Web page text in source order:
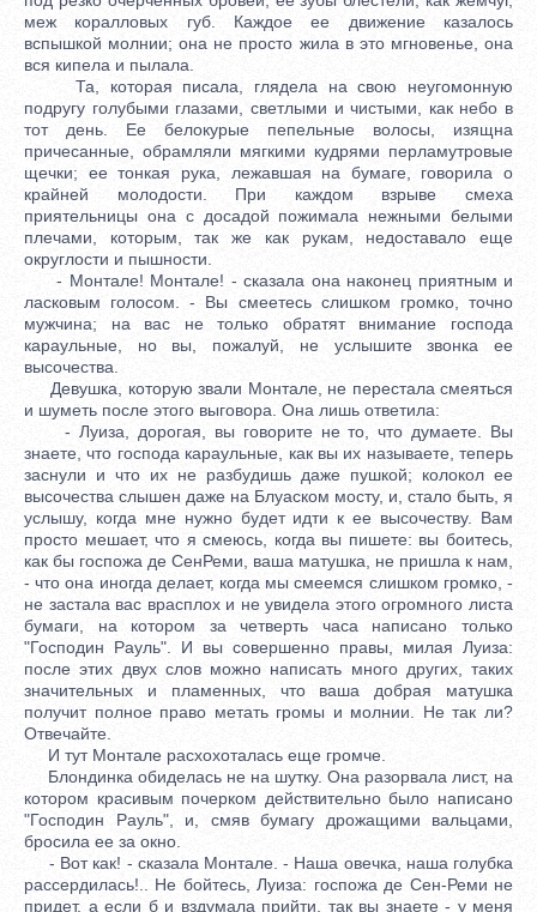
меж коралловых губ. Каждое ее движение казалось
вспышкой молнии; она не просто жила в это мгновенье, она
вся кипела и пылала.
Та, которая писала, глядела на свою неугомонную
подругу голубыми глазами, светлыми и чистыми, как небо в
тот день. Ее белокурые пепельные волосы, изящна
причесанные, обрамляли мягкими кудрями перламутровые
щечки; ее тонкая рука, лежавшая на бумаге, говорила о
крайней молодости. При каждом взрыве смеха
приятельницы она с досадой пожимала нежными белыми
плечами, которым, так же как рукам, недоставало еще
округлости и пышности.
- Монтале! Монтале! - сказала она наконец приятным и
ласковым голосом. - Вы смеетесь слишком громко, точно
мужчина; на вас не только обратят внимание господа
караульные, но вы, пожалуй, не услышите звонка ее
высочества.
Девушка, которую звали Монтале, не перестала смеяться
и шуметь после этого выговора. Она лишь ответила:
- Луиза, дорогая, вы говорите не то, что думаете. Вы
знаете, что господа караульные, как вы их называете, теперь
заснули и что их не разбудишь даже пушкой; колокол ее
высочества слышен даже на Блуаском мосту, и, стало быть, я
услышу, когда мне нужно будет идти к ее высочеству. Вам
просто мешает, что я смеюсь, когда вы пишете: вы боитесь,
как бы госпожа де СенРеми, ваша матушка, не пришла к нам,
- что она иногда делает, когда мы смеемся слишком громко, -
не застала вас врасплох и не увидела этого огромного листа
бумаги, на котором за четверть часа написано только
"Господин Рауль". И вы совершенно правы, милая Луиза:
после этих двух слов можно написать много других, таких
значительных и пламенных, что ваша добрая матушка
получит полное право метать громы и молнии. Не так ли?
Отвечайте.
И тут Монтале расхохоталась еще громче.
Блондинка обиделась не на шутку. Она разорвала лист, на
котором красивым почерком действительно было написано
"Господин Рауль", и, смяв бумагу дрожащими вальцами,
бросила ее за окно.
- Вот как! - сказала Монтале. - Наша овечка, наша голубка
рассердилась!.. Не бойтесь, Луиза: госпожа де Сен-Реми не
придет, а если б и вздумала прийти, так вы знаете - у меня